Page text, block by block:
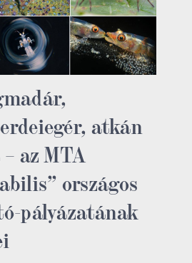
atkán
az MTA
országos
pályázatának